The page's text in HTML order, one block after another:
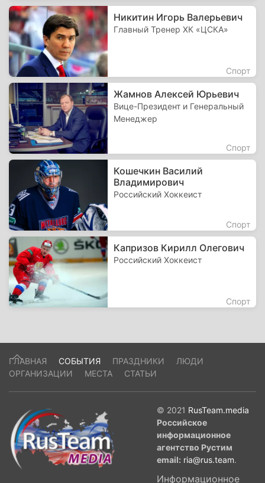
Никитин Игорь Валерьевич
Главный Тренер ХК «ЦСКА»
Спорт
Жамнов Алексей Юрьевич
Вице-Президент и Генеральный
Менеджер
Спорт
Кошечкин Василий
Владимирович
Российский Хоккеист
Спорт
Капризов Кирилл Олегович
Российский Хоккеист
Спорт
ГЛАВНАЯ СОБЫТИЯ ПРАЗДНИКИ
ЛЮДИ
ОРГАНИЗАЦИИ
МЕСТА СТАТЬИ
© 2021 RusTeam.media
Российское
информационное
агентство Рустим
email: ria@rus.team.
Информационное